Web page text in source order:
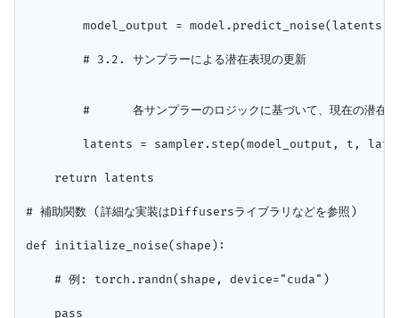
model_output =
        # 3.2. サンプラーによる潜在表現の更新
#      各サンプラーのロジックに基づいて、現在の潜在表
latents = sampler.step(model_output, t,
    return latents
# 補助関数 (詳細な実装はDiffusersライブラリなどを参照)
def initialize_noise(shape):
    # 例: torch.randn(shape, device="cuda")
    pass